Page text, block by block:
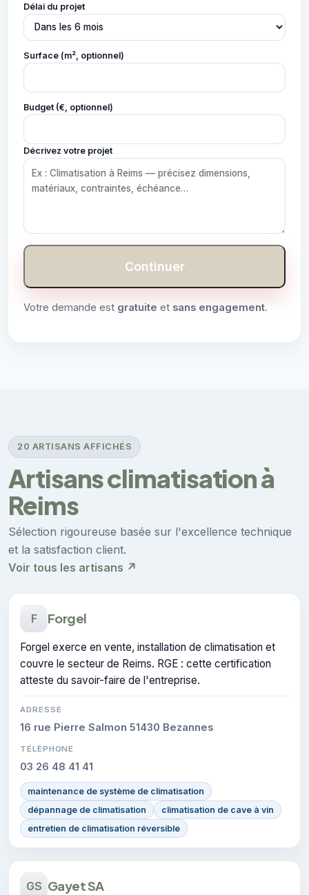
Délai du projet
Surface (m², optionnel)
Budget (€, optionnel)
Décrivez votre projet
Continuer
Votre demande est gratuite et sans engagement.
20 ARTISANS AFFICHÉS
Artisans climatisation à
Reims
Sélection rigoureuse basée sur l'excellence technique
et la satisfaction client.
Voir tous les artisans ↗
F Forgel
Forgel exerce en vente, installation de climatisation et
couvre le secteur de Reims. RGE : cette certification
atteste du savoir-faire de l'entreprise.
ADRESSE
16 rue Pierre Salmon 51430 Bezannes
TÉLÉPHONE
03 26 48 41 41
maintenance de système de climatisation
dépannage de climatisation
climatisation de cave à vin
entretien de climatisation réversible
GS Gayet SA